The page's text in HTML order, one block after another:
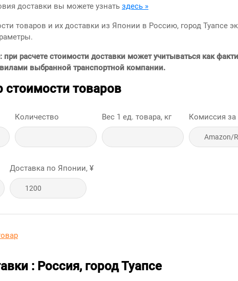
доставки вы можете узнать здесь »
товаров и их доставки из Японии в Россию, город Туапсе
при расчете стоимости доставки может учитываться как
выбранной транспортной компании.
стоимости товаров
Количество Вес 1 ед. товара, кг Комиссия
Доставка по Японии, ¥
: Россия, город Туапсе